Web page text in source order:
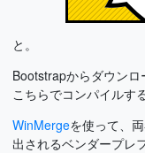
と。
Bootstrapからダウン
こちらでコンパイルする
WinMergeを使って、
出されるベンダープレ